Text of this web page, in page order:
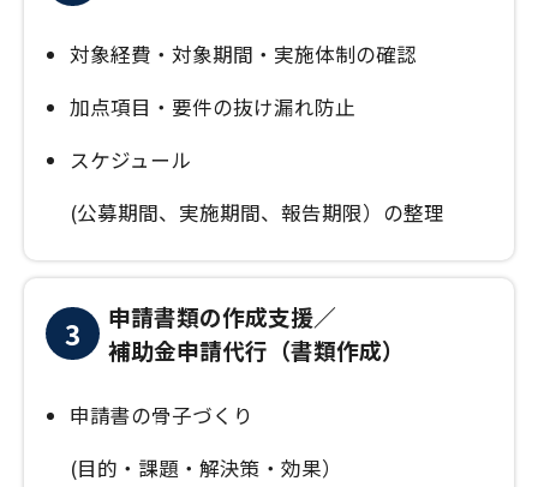
対象経費・対象期間・実施体制の確認
加点項目・要件の抜け漏れ防止
スケジュール
(公募期間、実施期間、報告期限）の整理
3
申請書類の作成支援／
補助金申請代行（書類作成）
申請書の骨子づくり
(目的・課題・解決策・効果）